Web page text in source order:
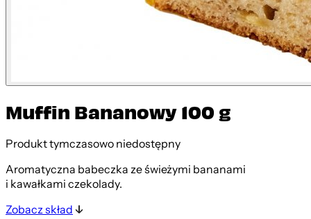
Muffin Bananowy 100 g
Produkt tymczasowo niedostępny
Aromatyczna babeczka ze świeżymi bananami
i kawałkami czekolady.
Zobacz skład